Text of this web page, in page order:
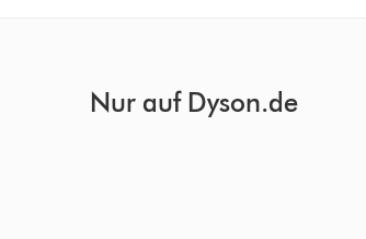
Nur auf Dyson.de